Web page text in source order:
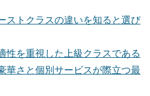
ストクラスの違いを知ると選び
性を重視した上級クラスである
華さと個別サービスが際立つ最